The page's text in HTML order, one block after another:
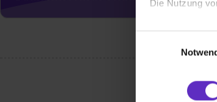
Die Nutzung
Wir verwenden
Webseite
und Analysen
Partner